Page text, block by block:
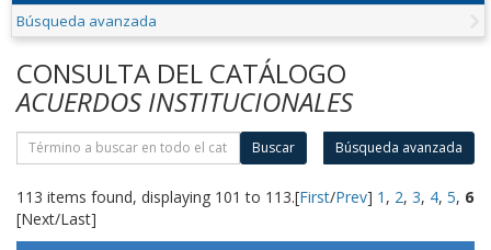
Búsqueda avanzada
CONSULTA DEL CATÁLOGO
ACUERDOS INSTITUCIONALES
Buscar Búsqueda avanzada
113 items found, displaying 101 to 113.[First/Prev] 1 , 2, 3, 4, 5, 6
[Next/Last]